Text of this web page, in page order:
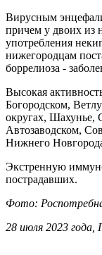
Вирусным
причем у двоих из
употребления
нижегородцам
боррелиоза -
Высокая
Богородском,
округах, Шахунье,
Автозаводском,
Нижнего
Экстренную
пострадавших.
Фото:
28 июля 2023